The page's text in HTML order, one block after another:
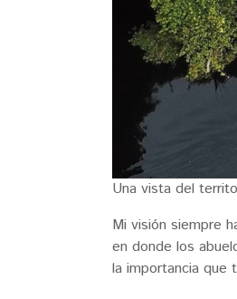
Una vista del
Mi visión siempre
en donde los
la importancia que